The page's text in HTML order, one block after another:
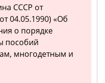
СССР от
04.05.1990) «Об
о порядке
пособий
многодетным и